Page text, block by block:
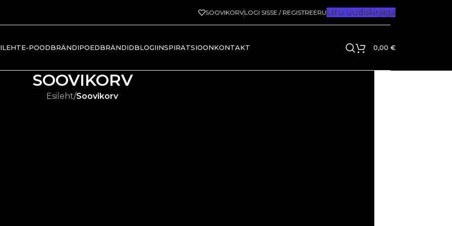
SOOVIKORVLOGI SISSE / REGISTREERU Liitu uudiskirjaga
E-POODBRÄNDIPOEDBRÄNDIDBLOGIINSPIRATSIOONKONTAKT 0,00 €
SOOVIKORV
Esileht/Soovikorv